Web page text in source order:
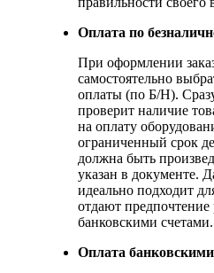
Оплата по
При оформлении
самостоятельно
оплаты (по Б/Н).
проверит наличие
на оплату
ограниченный срок
должна быть
указан в документе.
идеально подходит
отдают
банковскими счетами.
Оплата